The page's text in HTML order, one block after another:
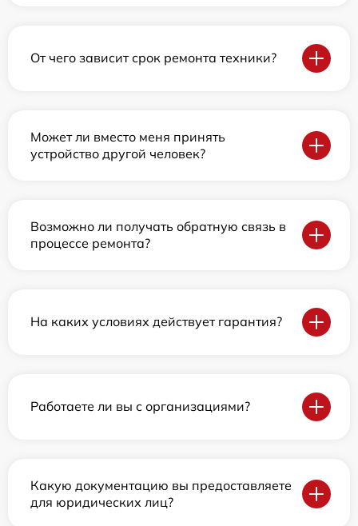
От чего зависит срок ремонта техники?
Может ли вместо меня принять
устройство другой человек?
Возможно ли получать обратную связь в
процессе ремонта?
На каких условиях действует гарантия?
Работаете ли вы с организациями?
Какую документацию вы предоставляете
для юридических лиц?